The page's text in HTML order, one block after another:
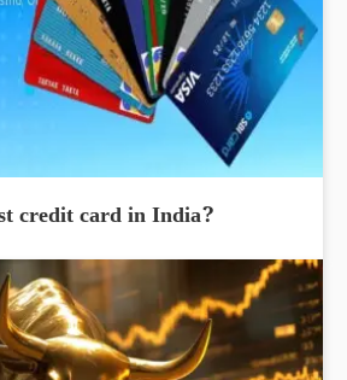
credit card in India?